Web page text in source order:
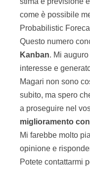
come è possibile
Probabilistic
Questo numero
Kanban. Mi
interesse e
Magari non sono
subito, ma spero
a proseguire nel
miglioramento
Mi farebbe molto
opinione e
Potete contattarmi